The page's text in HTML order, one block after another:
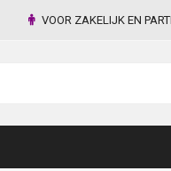
VOOR ZAKELIJK EN